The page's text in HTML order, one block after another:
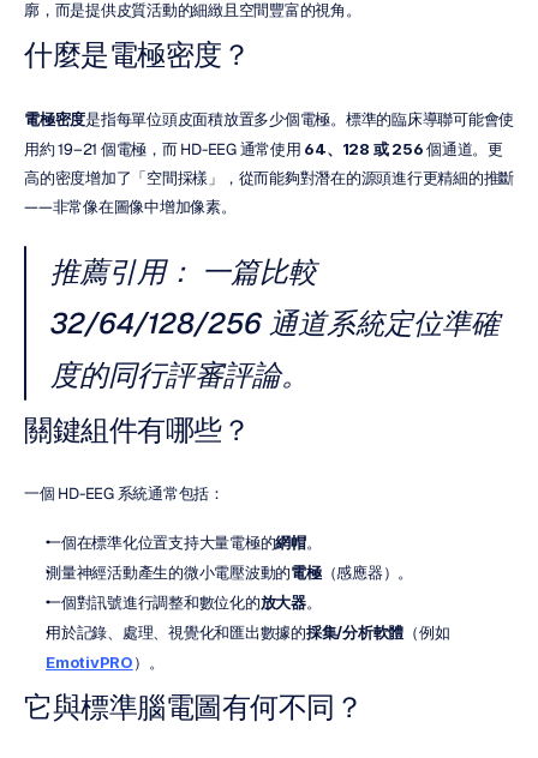
廓，而是提供皮質活動的細緻且空間豐富的視角。
什麼是電極密度？
電極密度是指每單位頭皮面積放置多少個電極。標準的臨床導聯可能會使
用約 19–21 個電極，而 HD-EEG 通常使用 64、128 或 256 個通道。更
高的密度增加了「空間採樣」，從而能夠對潛在的源頭進行更精細的推斷
——非常像在圖像中增加像素。
推薦引用： 一篇比較
32/64/128/256 通道系統定位準確
度的同行評審評論。
關鍵組件有哪些？
一個 HD-EEG 系統通常包括：
一個在標準化位置支持大量電極的網帽。
測量神經活動產生的微小電壓波動的電極（感應器）。
一個對訊號進行調整和數位化的放大器。
用於記錄、處理、視覺化和匯出數據的採集/分析軟體
EmotivPRO）。
它與標準腦電圖有何不同？